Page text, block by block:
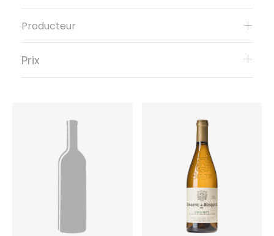
Producteur
Prix